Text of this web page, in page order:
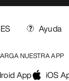
ES Ayuda
NUESTRA APP
App iOS